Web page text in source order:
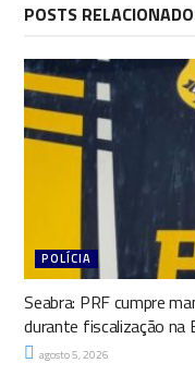
POSTS
POLÍCIA
Seabra: PRF cumpre
durante fiscalização na
agosto 5, 2026